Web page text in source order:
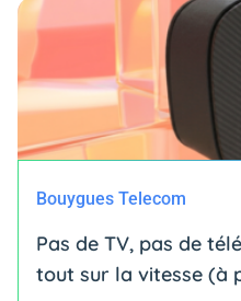
Bouygues Telecom
Pas de TV, pas de
tout sur la vitesse (à